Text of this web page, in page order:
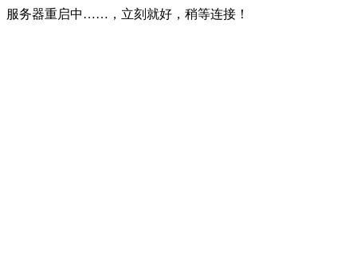
服务器重启中……，立刻就好，稍等连接！